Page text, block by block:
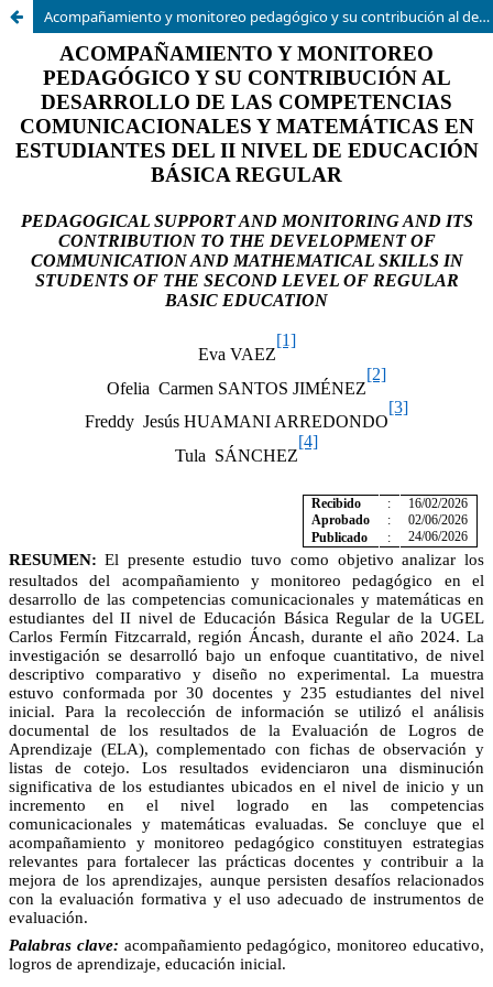
Acompañamiento y monitoreo pedagógico y su contribución al desarrollo de las competencias comunicacionales y matemáticas en estudiantes del II nivel de Educación Básica Regular